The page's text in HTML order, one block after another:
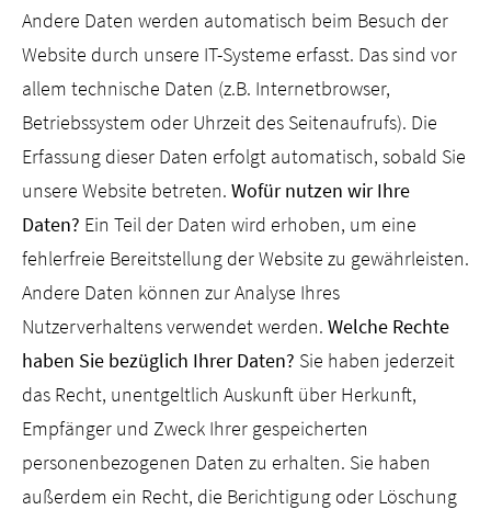
Andere Daten werden automatisch beim Besuch der
Website durch unsere IT-Systeme erfasst. Das sind vor
allem technische Daten (z.B. Internetbrowser,
Betriebssystem oder Uhrzeit des Seitenaufrufs). Die
Erfassung dieser Daten erfolgt automatisch, sobald Sie
unsere Website betreten. Wofür nutzen wir Ihre
Daten? Ein Teil der Daten wird erhoben, um eine
fehlerfreie Bereitstellung der Website zu gewährleisten.
Andere Daten können zur Analyse Ihres
Nutzerverhaltens verwendet werden. Welche Rechte
haben Sie bezüglich Ihrer Daten? Sie haben jederzeit
das Recht, unentgeltlich Auskunft über Herkunft,
Empfänger und Zweck Ihrer gespeicherten
personenbezogenen Daten zu erhalten. Sie haben
außerdem ein Recht, die Berichtigung oder Löschung